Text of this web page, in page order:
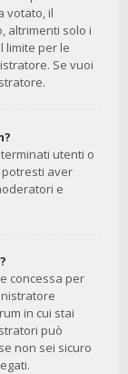
votato, il
altrimenti solo i
limite per le
Se vuoi
utenti o
potresti aver
e
concessa per
in cui stai
può
non sei sicuro